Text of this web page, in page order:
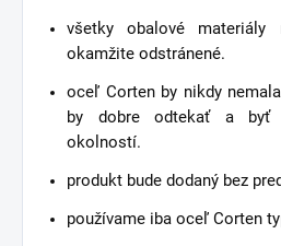
všetky obalové
okamžite odstránené.
oceľ Corten by nikdy
by dobre odtekať a byť
okolností.
produkt bude dodaný bez
používame iba oceľ Corten